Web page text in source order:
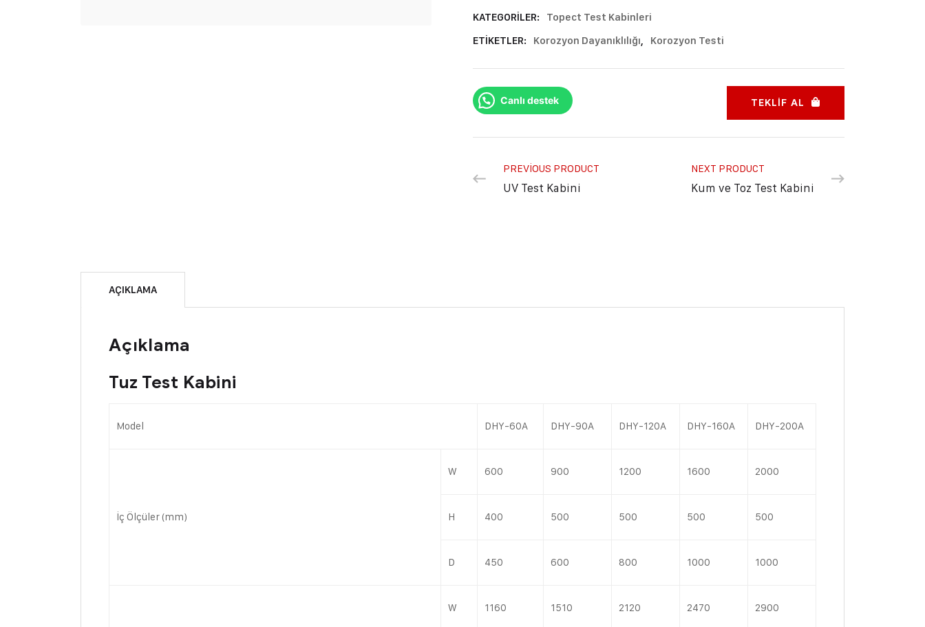
KATEGORILER:
Topect Test Kabinleri
ETIKETLER:
Korozyon Dayanıklılığı, Korozyon Testi
Canlı destek TEKLIF AL
PREVIOUS PRODUCT
UV Test Kabini
NEXT PRODUCT
Kum ve Toz Test Kabini
AÇIKLAMA
Açıklama
Tuz Test Kabini
Model DHY-60A DHY-90A DHY-120A DHY-160A DHY-200A
İç Ölçüler (mm)
W 600 900 1200 1600 2000
H 400 500 500 500 500
D 450 600 800 1000 1000
W 1160 1510 2120 2470 2900